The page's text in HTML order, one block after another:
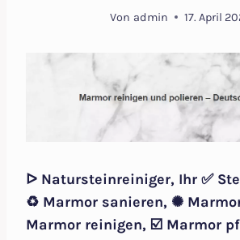
Von admin 17. April
ᐅ Natursteinreiniger, Ihr ✅
♻ Marmor sanieren, ✺
Marmor reinigen, ☑️ Marmor